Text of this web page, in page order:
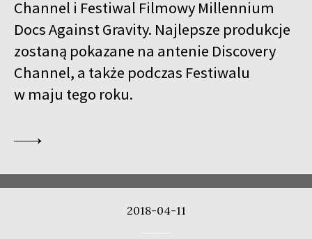
Channel i Festiwal Filmowy Millennium
Docs Against Gravity. Najlepsze produkcje
zostaną pokazane na antenie Discovery
Channel, a także podczas Festiwalu
w maju tego roku.
2018-04-11